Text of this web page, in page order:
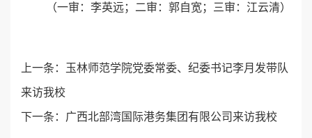
（一审：李英远；二审：郭自宽；三审：江云清）
上一条： 玉林师范学院党委常委、纪委书记李月发带队
来访我校
下一条： 广西北部湾国际港务集团有限公司来访我校